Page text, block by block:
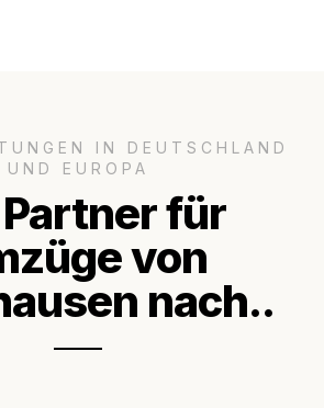
IN DEUTSCHLAND
UND EUROPA
für
von
nach..